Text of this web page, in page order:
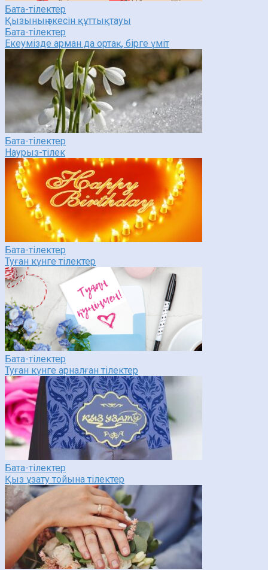
Бата-тілектер
Қызының әкесін құттықтауы
Бата-тілектер
Екеумізде арман да ортақ, бірге үміт
Бата-тілектер
Наурыз-тілек
Бата-тілектер
Туған күнге тілектер
Бата-тілектер
Туған күнге арналған тілектер
Бата-тілектер
Қыз ұзату тойына тілектер